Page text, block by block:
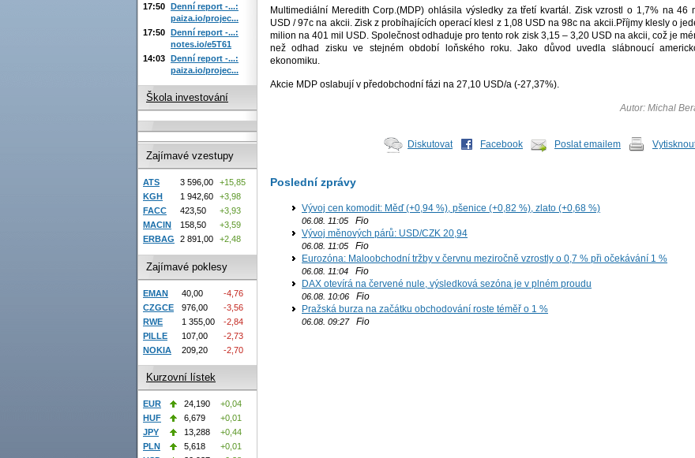
Multimediální Meredith Corp.(MDP) ohlásila výsledky za třetí kvartál. Zisk vzrostl o 1,7% na 46
USD / 97c na akcii. Zisk z probíhajících operací klesl z 1,08 USD na 98c na akcii.Příjmy klesly o
milion na 401 mil USD. Společnost odhaduje pro tento rok zisk 3,15 – 3,20 USD na akcii, což je
než odhad zisku ve stejném období loňského roku. Jako důvod uvedla slábnoucí
ekonomiku.
Akcie MDP oslabují v předobchodní fázi na 27,10 USD/a (-27,37%).
Autor: Michal
Diskutovat Facebook Poslat emailem
Poslední zprávy
Vývoj cen komodit: Měď (+0,94 %), pšenice (+0,82 %), zlato (+0,68 %)
06.08. 11:05 Fio
Vývoj měnových párů: USD/CZK 20,94
06.08. 11:05 Fio
Eurozóna: Maloobchodní tržby v červnu meziročně vzrostly o 0,7 % při očekávání 1 %
06.08. 11:04 Fio
DAX otevírá na červené nule, výsledková sezóna je v plném proudu
06.08. 10:06 Fio
Pražská burza na začátku obchodování roste téměř o 1 %
06.08. 09:27Fio
17:50 Denní report -...:
paiza.io/projec...
17:50 Denní report -...:
notes.io/e5T61
14:03 Denní report -...:
paiza.io/projec...
Škola investování
Zajímavé vzestupy
ATS 3 596,00
+15,85
KGH
1 942,60
+3,98
FACC
423,50
+3,93
MACIN
158,50
+3,59
ERBAG
2 891,00 +2,48
Zajímavé poklesy
EMAN 40,00
-4,76
CZGCE
976,00
-3,56
RWE
1 355,00
-2,84
PILLE
107,00
-2,73
NOKIA
209,20 -2,70
Kurzovní lístek
EUR 24,190
+0,04
HUF
6,679
+0,01
JPY
13,288
+0,44
PLN
5,618
+0,01